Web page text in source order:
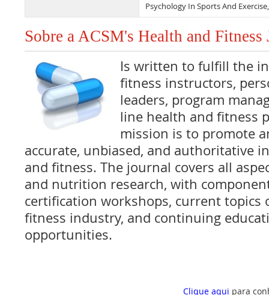
Psychology In Sports And
Sobre a ACSM's Health and Fitness
Is written to fulfill the
fitness instructors,
leaders, program
line health and fitness
mission is to promote
accurate, unbiased, and authoritative
and fitness. The journal covers all
and nutrition research, with
certification workshops, current topics
fitness industry, and continuing
opportunities.
Clique aqui para